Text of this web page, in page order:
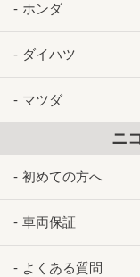
ホンダ
ダイハツ
マツダ
ニ
初めての方へ
車両保証
よくある質問